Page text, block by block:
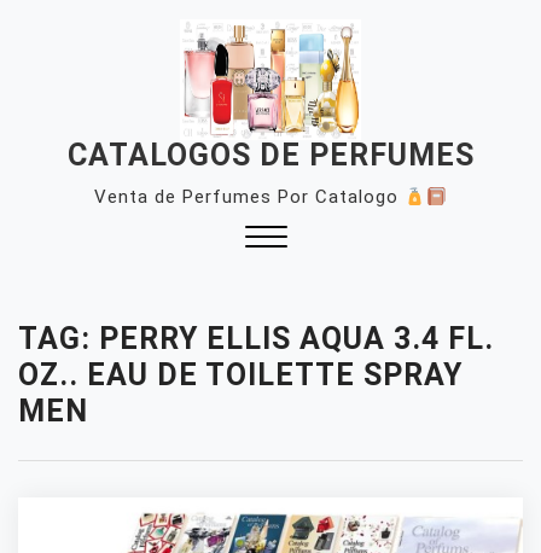
CATALOGOS DE PERFUMES
Venta de Perfumes Por Catalogo
TAG: PERRY ELLIS AQUA 3.4 FL.
OZ.. EAU DE TOILETTE SPRAY
MEN